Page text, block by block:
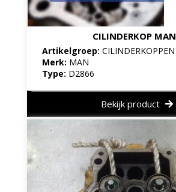
CILINDERKOP MAN
Artikelgroep: CILINDERKOPPEN
Merk: MAN
Type: D2866
Bekijk product